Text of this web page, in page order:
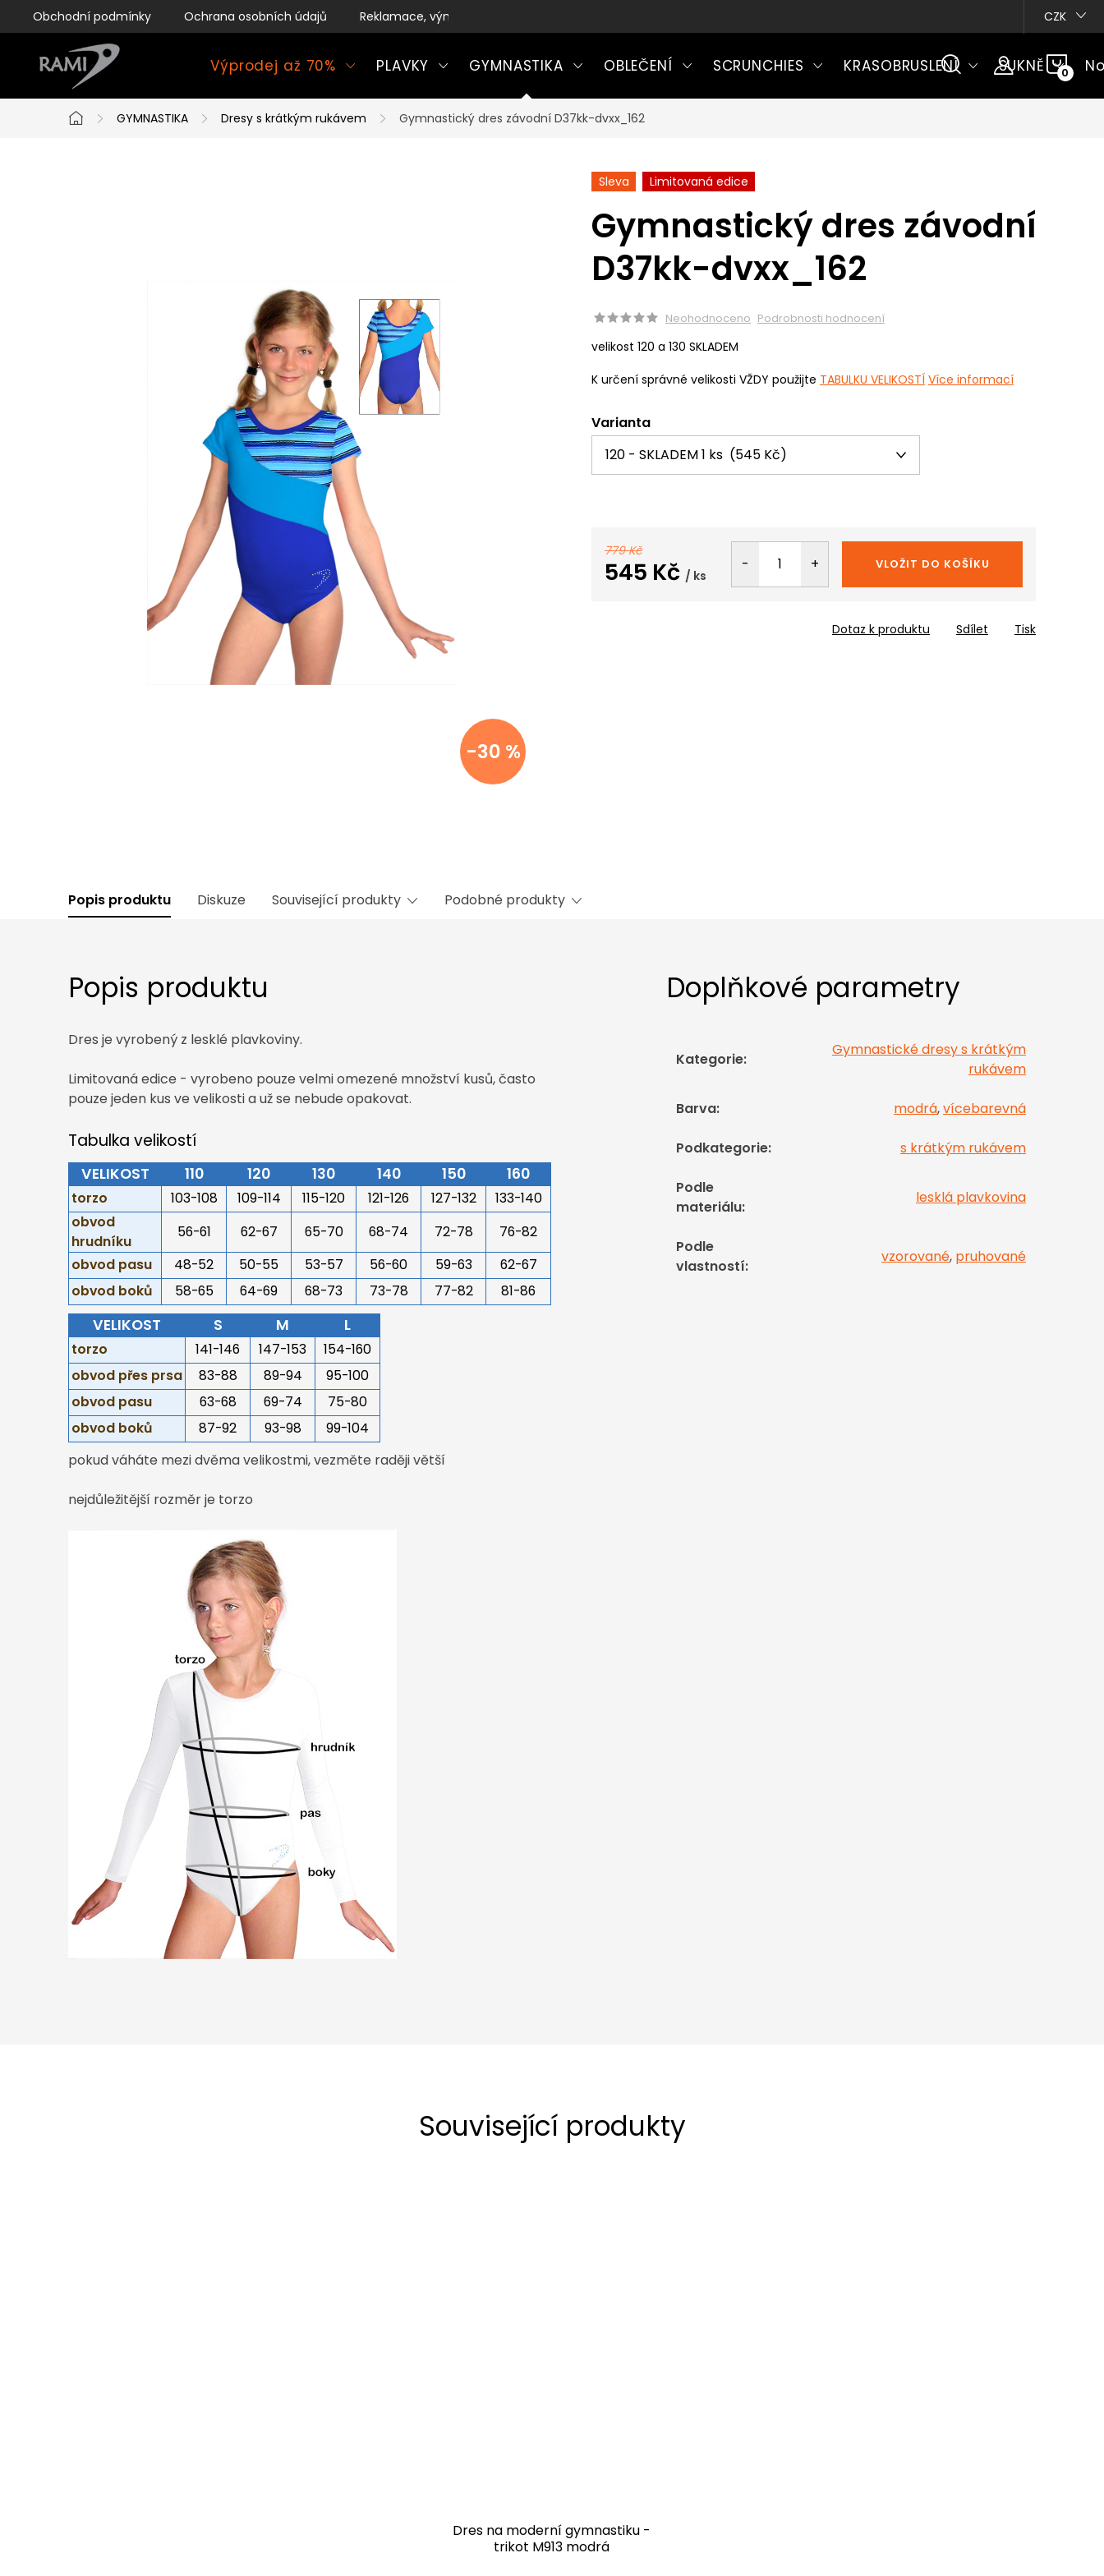
na
Obchodní podmínky Ochrana osobních údajů Reklamace, výměny a vrácení zboží CZK
Výprodej až 70% PLAVKY GYMNASTIKA OBLEČENÍ SCRUNCHIES KRASOBRUSLENÍ SUKNĚ
Domů
GYMNASTIKA Dresy s krátkým rukávem Gymnastický dres závodní D37kk-dvxx_162
-30 %
Sleva Limitovaná edice
Gymnastický dres závodní
D37kk-dvxx_162
Neohodnoceno Podrobnosti hodnocení
velikost 120 a 130 SKLADEM
K určení správné velikosti VŽDY použijte TABULKU VELIKOSTÍ Více informací
Varianta
779 Kč
545 Kč / ks
VLOŽIT DO KOŠÍKU
Tisk
Dotaz k produktu Sdílet
Popis produktu Diskuze Související produkty Podobné produkty
Popis produktu
Dres je vyrobený z lesklé plavkoviny.
Limitovaná edice - vyrobeno pouze velmi omezené množství kusů, často
pouze jeden kus ve velikosti a už se nebude opakovat.
Tabulka velikostí
VELIKOST 110 120 130 140 150 160
torzo 103-108 109-114 115-120 121-126 127-132
133-140
obvod
hrudníku
56-61 62-67 65-70 68-74 72-78
76-82
obvod pasu
48-52 50-55 53-57 56-60 59-63
62-67
obvod boků
58-65 64-69 68-73 73-78 77-82 81-86
VELIKOST S M L
torzo 141-146 147-153
154-160
obvod přes prsa
83-88 89-94
95-100
obvod pasu
63-68 69-74
75-80
obvod boků
87-92 93-98
99-104
pokud váháte mezi dvěma velikostmi, vezměte raději větší
nejdůležitější rozměr je torzo
Doplňkové parametry
Kategorie:
Gymnastické dresy s krátkým
rukávem
Barva: modrá,vícebarevná
Podkategorie: s krátkým rukávem
Podle
materiálu:
lesklá plavkovina
Podle
vlastností:
vzorované, pruhované
Související produkty
Dres na moderní gymnastiku -
trikot M913 modrá